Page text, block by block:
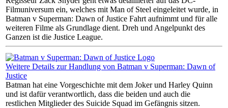
Filmuniversum ein, welches mit Man of Steel eingeleitet wurde, in
Batman v Superman: Dawn of Justice Fahrt aufnimmt und für alle
weiteren Filme als Grundlage dient. Dreh und Angelpunkt des
Ganzen ist die Justice League.
Weitere Details zur Handlung von Batman v Superman: Dawn of
Justice
Batman hat eine Vorgeschichte mit dem Joker und Harley Quinn
und ist dafür verantwortlich, dass die beiden und auch die
restlichen Mitglieder des Suicide Squad im Gefängnis sitzen.